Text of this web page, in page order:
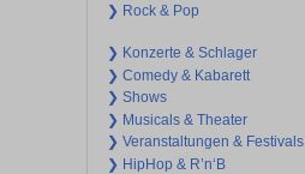
❯ Rock & Pop
❯ Konzerte & Schlager
❯ Comedy & Kabarett
❯ Shows
❯ Musicals & Theater
❯ Veranstaltungen & Festivals
❯ HipHop & R’n‘B